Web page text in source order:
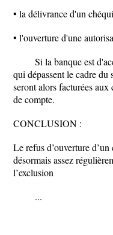
• la délivrance d'un
• l'ouverture d'une
Si la banque est
qui dépassent le cadre du
seront alors facturées
de compte.
CONCLUSION :
Le refus d’ouverture
désormais assez
l’exclusion
...